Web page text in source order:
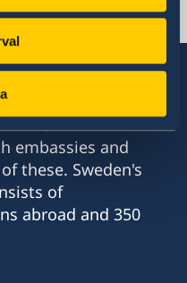
with almost
embassies and
these. Sweden's
of
abroad and 350